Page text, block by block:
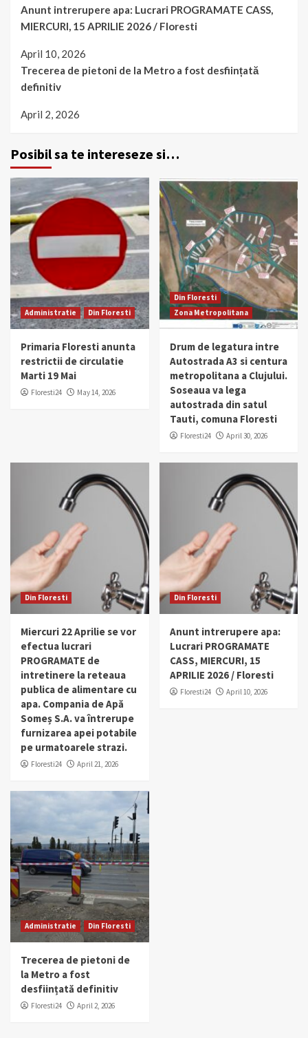
Anunt intrerupere apa: Lucrari PROGRAMATE CASS,
MIERCURI, 15 APRILIE 2026 / Floresti
April 10, 2026
Trecerea de pietoni de la Metro a fost desființată
definitiv
April 2, 2026
Posibil sa te intereseze si…
Administratie Din Floresti
Primaria Floresti anunta
restrictii de circulatie
Marti 19 Mai
Floresti24 May 14, 2026
Din Floresti
Zona Metropolitana
Drum de legatura intre
Autostrada A3 si centura
metropolitana a Clujului.
Soseaua va lega
autostrada din satul
Tauti, comuna Floresti
Floresti24 April 30, 2026
Din Floresti
Miercuri 22 Aprilie se vor
efectua lucrari
PROGRAMATE de
intretinere la reteaua
publica de alimentare cu
apa. Compania de Apă
Someș S.A. va întrerupe
furnizarea apei potabile
pe urmatoarele strazi.
Floresti24 April 21, 2026
Din Floresti
Anunt intrerupere apa:
Lucrari PROGRAMATE
CASS, MIERCURI, 15
APRILIE 2026 / Floresti
Floresti24 April 10, 2026
Administratie Din Floresti
Trecerea de pietoni de
la Metro a fost
desființată definitiv
Floresti24 April 2, 2026